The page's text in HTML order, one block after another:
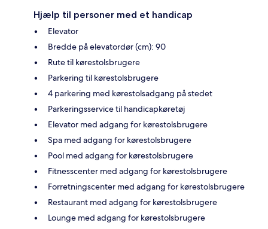
Hjælp til personer med et handicap
Elevator
Bredde på elevatordør (cm): 90
Rute til kørestolsbrugere
Parkering til kørestolsbrugere
4 parkering med kørestolsadgang på stedet
Parkeringsservice til handicapkøretøj
Elevator med adgang for kørestolsbrugere
Spa med adgang for kørestolsbrugere
Pool med adgang for kørestolsbrugere
Fitnesscenter med adgang for kørestolsbrugere
Forretningscenter med adgang for kørestolsbrugere
Restaurant med adgang for kørestolsbrugere
Lounge med adgang for kørestolsbrugere